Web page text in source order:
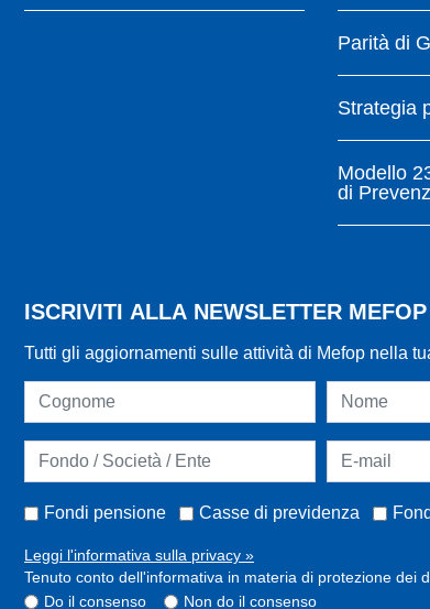
Parità di
Strategia
Modello
di
ISCRIVITI ALLA NEWSLETTER MEFOP
Tutti gli aggiornamenti sulle attività di Mefop nella
Fondi pensione Casse di previdenza
Leggi l'informativa sulla privacy »
Tenuto conto dell'informativa in materia di protezione dei
Do il consenso
Non do il consenso